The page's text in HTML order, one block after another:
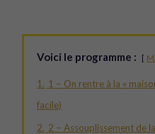
Voici le programme :
1. 1 – On rentre à la «
facile)
2. 2 – Assouplissement de